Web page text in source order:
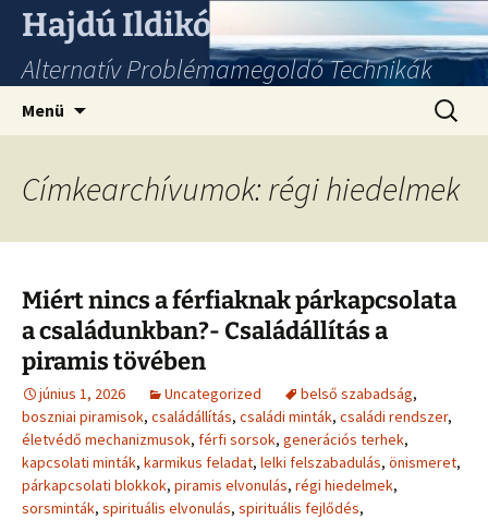
Hajdú Ildikó
Alternatív Problémamegoldó Technikák
Menü
Címkearchívumok: régi hiedelmek
Miért nincs a férfiaknak párkapcsolata
a családunkban?- Családállítás a
piramis tövében
június 1, 2026 Uncategorized belső szabadság,
boszniai piramisok, családállítás, családi minták, családi rendszer,
életvédő mechanizmusok, férfi sorsok, generációs terhek,
kapcsolati minták, karmikus feladat, lelki felszabadulás, önismeret,
párkapcsolati blokkok, piramis elvonulás, régi hiedelmek,
sorsminták, spirituális elvonulás, spirituális fejlődés,